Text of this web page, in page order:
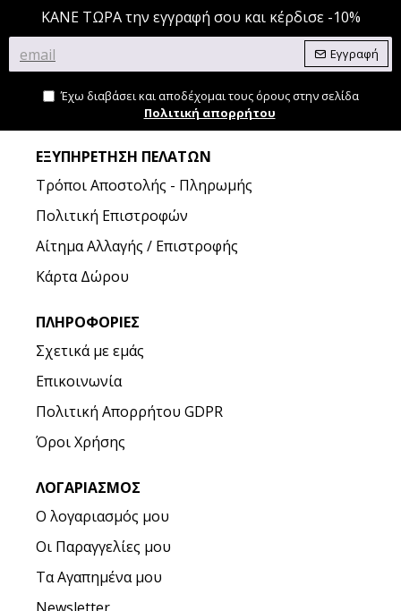
ΚΑΝΕ ΤΩΡΑ την εγγραφή σου και κέρδισε -10%
Εγγραφή
Έχω διαβάσει και αποδέχομαι τους όρους στην σελίδα
Πολιτική απορρήτου
ΕΞΥΠΗΡΈΤΗΣΗ ΠΕΛΑΤΏΝ
Τρόποι Αποστολής - Πληρωμής
Πολιτική Επιστροφών
Αίτημα Αλλαγής / Επιστροφής
Κάρτα Δώρου
ΠΛΗΡΟΦΟΡΊΕΣ
Σχετικά με εμάς
Επικοινωνία
Πολιτική Απορρήτου GDPR
Όροι Χρήσης
ΛΟΓΑΡΙΑΣΜΌΣ
Ο λογαριασμός μου
Οι Παραγγελίες μου
Τα Αγαπημένα μου